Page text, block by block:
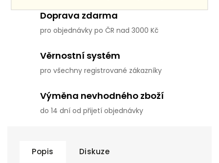
Doprava zdarma
pro objednávky po ČR nad 3000 Kč
Věrnostní systém
pro všechny registrované zákazníky
Výměna nevhodného zboží
do 14 dní od přijetí objednávky
Popis Diskuze